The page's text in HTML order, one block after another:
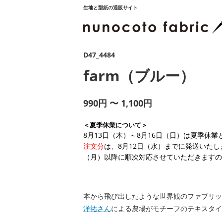
生地と型紙の通販サイト
D47_4484
farm（ブルー）
990円 〜 1,100円
＜夏季休業について＞
8月13日（木）～8月16日（日）は夏季休業
注文分は、8月12日（水）までに発送いた
（月）以降に順次対応させていただきます
本から飛び出したような世界観のファブリ
洋祐さんによる農場がモチーフのテキスタ